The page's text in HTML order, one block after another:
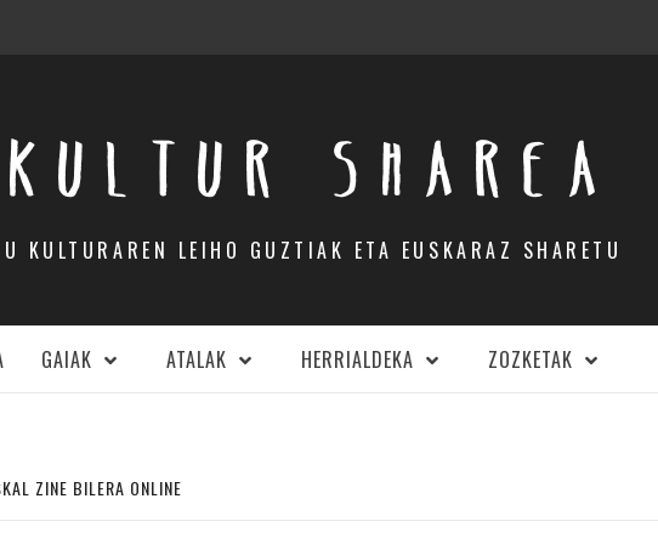
KULTUR SHAREA
KULTURAREN LEIHO GUZTIAK ETA EUSKARAZ SHARETU
GAIAK ATALAK HERRIALDEKA ZOZKETAK
ZINE BILERA ONLINE